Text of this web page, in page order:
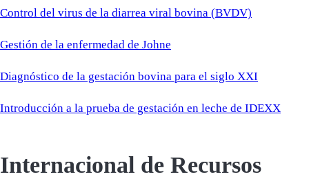
Control del virus de la diarrea viral bovina (BVDV)
Gestión de la enfermedad de Johne
Diagnóstico de la gestación bovina para el siglo XXI
Introducción a la prueba de gestación en leche de IDEXX
Internacional de Recursos